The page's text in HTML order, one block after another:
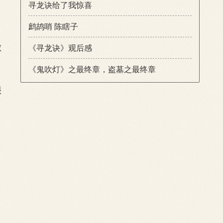
寻龙诀给了我惊喜
鹧鸪哨 陈瞎子
《寻龙诀》观后感
《鬼吹灯》之最终章，盗墓之最终章